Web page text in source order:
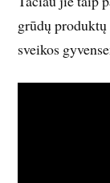
grūdų
sveikos